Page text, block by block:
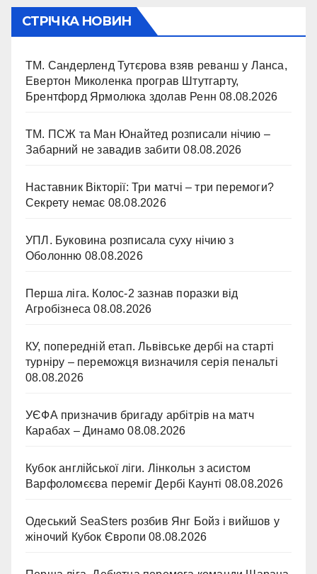
СТРІЧКА НОВИН
ТМ. Сандерленд Тутєрова взяв реванш у Ланса,
Евертон Миколенка програв Штутгарту,
Брентфорд Ярмолюка здолав Ренн 08.08.2026
ТМ. ПСЖ та Ман Юнайтед розписали нічию –
Забарний не завадив забити 08.08.2026
Наставник Вікторії: Три матчі – три перемоги?
Секрету немає 08.08.2026
УПЛ. Буковина розписала суху нічию з
Оболонню 08.08.2026
Перша ліга. Колос-2 зазнав поразки від
Агробізнеса 08.08.2026
КУ, попередній етап. Львівське дербі на старті
турніру – переможця визначиля серія пенальті
08.08.2026
УЄФА призначив бригаду арбітрів на матч
Карабах – Динамо 08.08.2026
Кубок англійської ліги. Лінкольн з асистом
Варфоломєєва переміг Дербі Каунті 08.08.2026
Одеський SeaSters розбив Янг Бойз і вийшов у
жіночий Кубок Європи 08.08.2026